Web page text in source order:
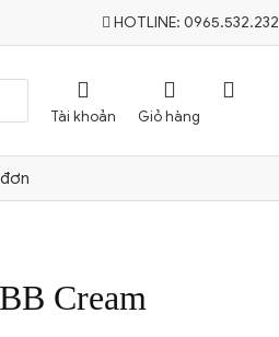
 HOTLINE: 0965.532.232

Tài khoản

Giỏ hàng

Cream